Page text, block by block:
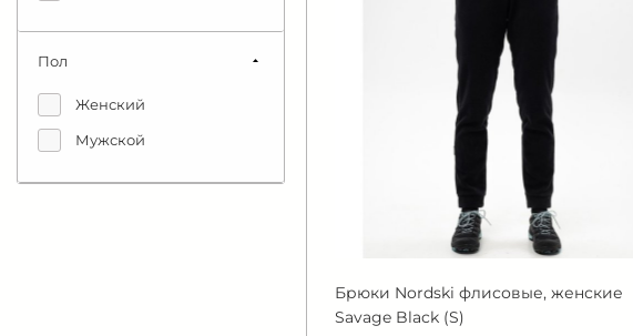
Брюки Nordski флисовые, женские
Savage Black (S)
Пол
Женский
Мужской